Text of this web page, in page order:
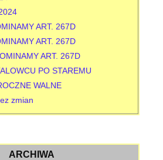
ART. 267D
ART. 267D
ART. 267D
PO STAREMU
WALNE
zmian
ARCHIWA